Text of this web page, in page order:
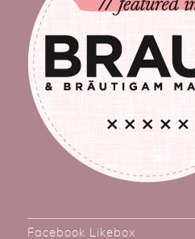
Facebook Likebox